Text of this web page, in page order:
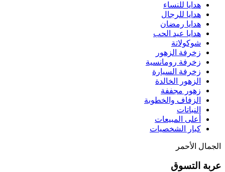
هدايا للنساء
هدايا للرجال
هدايا رمضان
هدايا عيد الحب
شوكولاتة
زخرفة الزهور
زخرفة رومانسية
زخرفة السيارة
الزهور الخالدة
زهور مجففة
الزفاف والخطوبة
النباتات
أعلى المبيعات
كبار الشخصيات
الجمال الأحمر
عربة التسوق